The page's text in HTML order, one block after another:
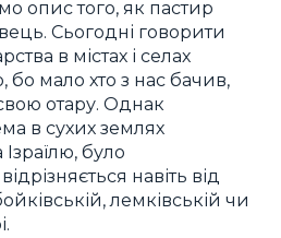
опис того, як пастир
Сьогодні говорити
в містах і селах
бо мало хто з нас бачив,
отару. Однак
в сухих землях
було
навіть від
лемківській чи